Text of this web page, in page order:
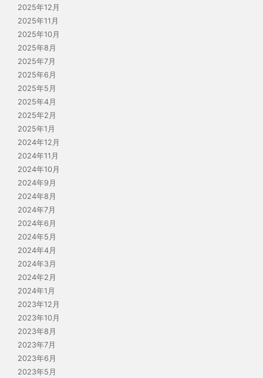
2025年12月
2025年11月
2025年10月
2025年8月
2025年7月
2025年6月
2025年5月
2025年4月
2025年2月
2025年1月
2024年12月
2024年11月
2024年10月
2024年9月
2024年8月
2024年7月
2024年6月
2024年5月
2024年4月
2024年3月
2024年2月
2024年1月
2023年12月
2023年10月
2023年8月
2023年7月
2023年6月
2023年5月